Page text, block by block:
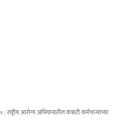
आरोग्य अभियानातील कंत्राटी कर्मचाऱ्यांच्या